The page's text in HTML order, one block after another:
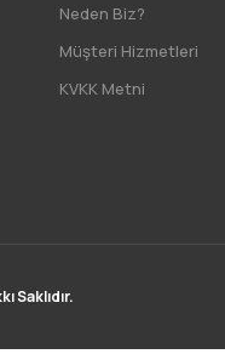
Neden Biz?
Müşteri Hizmetleri
KVKK Metni
Saklıdır.